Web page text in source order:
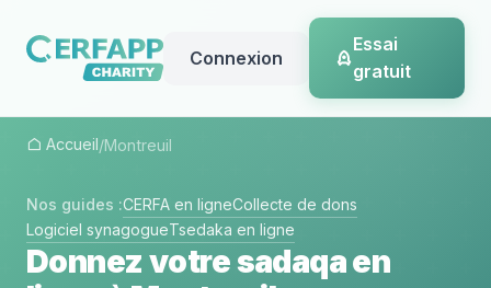
Connexion
Essai
gratuit
Accueil/Montreuil
Nos guides :CERFA en ligneCollecte de dons
Logiciel synagogueTsedaka en ligne
Donnez votre sadaqa en